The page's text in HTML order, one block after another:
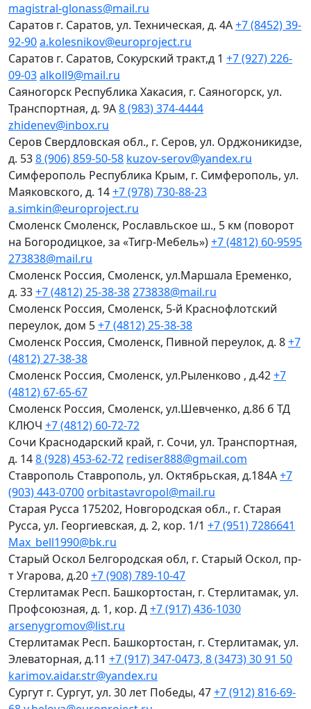
magistral-glonass@mail.ru
Саратов г. Саратов, ул. Техническая, д. 4А+7 (8452) 39-
92-90a.kolesnikov@europroject.ru
Саратов г. Саратов, Сокурский тракт,д 1 +7 (927) 226-
09-03alkoll9@mail.ru
Саяногорск Республика Хакасия, г. Саяногорск, ул.
Транспортная, д. 9А8 (983) 374-4444
zhidenev@inbox.ru
Серов Свердловская обл., г. Серов, ул. Орджоникидзе,
д. 538 (906) 859-50-58 kuzov-serov@yandex.ru
Симферополь Республика Крым, г. Симферополь, ул.
Маяковского, д. 14+7 (978) 730-88-23
a.simkin@europroject.ru
Смоленск Смоленск, Рославльское ш., 5 км (поворот
на Богородицкое, за «Тигр-Мебель»)+7 (4812) 60-9595
273838@mail.ru
Смоленск Россия, Смоленск, ул.Маршала Еременко,
д. 33+7 (4812) 25-38-38273838@mail.ru
Смоленск Россия, Смоленск, 5-й Краснофлотский
переулок, дом 5+7 (4812) 25-38-38
Смоленск Россия, Смоленск, Пивной переулок, д. 8+7
(4812) 27-38-38
Смоленск Россия, Смоленск, ул.Рыленково , д.42+7
(4812) 67-65-67
Смоленск Россия, Смоленск, ул.Шевченко, д.86 б ТД
КЛЮЧ +7 (4812) 60-72-72
Сочи Краснодарский край, г. Сочи, ул. Транспортная,
д. 148 (928) 453-62-72 rediser888@gmail.com
Ставрополь Ставрополь, ул. Октябрьская, д.184А+7
(903) 443-0700orbitastavropol@mail.ru
Старая Русса 175202, Новгородская обл., г. Старая
Русса, ул. Георгиевская, д. 2, кор. 1/1 +7 (951) 7286641
Max_bell1990@bk.ru
Старый Оскол Белгородская обл, г. Старый Оскол, пр-
т Угарова, д.20+7 (908) 789-10-47
Стерлитамак Респ. Башкортостан, г. Стерлитамак, ул.
Профсоюзная, д. 1, кор. Д+7 (917) 436-1030
arsenygromov@list.ru
Стерлитамак Респ. Башкортостан, г. Стерлитамак, ул.
Элеваторная, д.11 +7 (917) 347-0473, 8 (3473) 30 91 50
karimov.aidar.str@yandex.ru
Сургут г. Сургут, ул. 30 лет Победы, 47+7 (912) 816-69-